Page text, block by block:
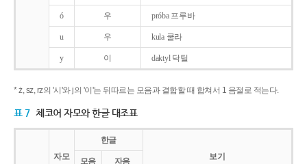
ó 우 próba 프루바
u 우 kula 쿨라
y 이 daktyl 닥틸
* ż, sz, rz의 '시'와 j의 '이'는 뒤따르는 모음과 결합할 때 합쳐서 1 음절로 적는다.
표 7 체코어 자모와 한글 대조표
자모
한글
보기
모음
자음